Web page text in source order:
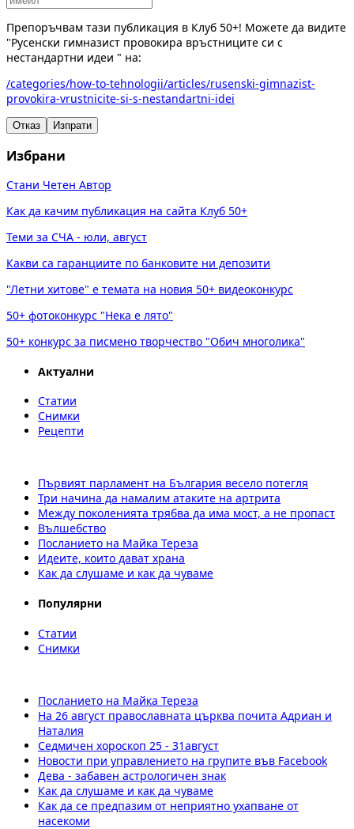
Препоръчвам тази публикация в Клуб 50+! Можете да видите
"Русенски гимназист провокира връстниците си с
нестандартни идеи " на:
/categories/how-to-tehnologii/articles/rusenski-gimnazist-
provokira-vrustnicite-si-s-nestandartni-idei
Отказ Изпрати
Избрани
Стани Четен Автор
Как да качим публикация на сайта Клуб 50+
Теми за СЧА - юли, август
Какви са гаранциите по банковите ни депозити
"Летни хитове" е темата на новия 50+ видеоконкурс
50+ фотоконкурс "Нека е лято"
50+ конкурс за писмено творчество "Обич многолика"
Актуални
Статии
Снимки
Рецепти
Първият парламент на България весело потегля
Три начина да намалим атаките на артрита
Между поколенията трябва да има мост, а не пропаст
Вълшебство
Посланието на Майка Тереза
Идеите, които дават храна
Как да слушаме и как да чуваме
Популярни
Статии
Снимки
Посланието на Майка Тереза
На 26 август православната църква почита Адриан и
Наталия
Седмичен хороскоп 25 - 31август
Новости при управлението на групите във Facebook
Дева - забавен астрологичен знак
Как да слушаме и как да чуваме
Как да се предпазим от неприятно ухапване от
насекоми